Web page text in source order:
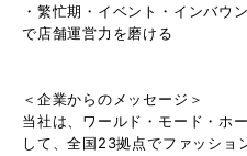
・繁忙期・イベント・インバウ
で店舗運営力を磨ける
＜企業からのメッセージ＞
当社は、ワールド・モード・ホ
して、全国23拠点でファッショ